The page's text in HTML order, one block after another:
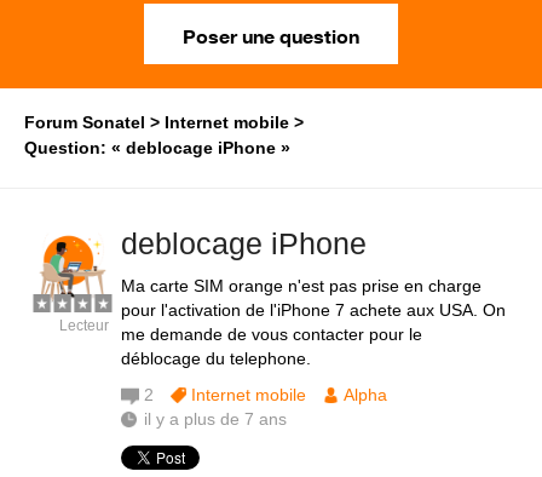
Poser une question
Forum Sonatel
Internet mobile
Question: « deblocage iPhone »
deblocage iPhone
Ma carte SIM orange n'est pas prise en charge
pour l'activation de l'iPhone 7 achete aux USA. On
me demande de vous contacter pour le
déblocage du telephone.
Lecteur
2 Internet mobile
Alpha
il y a plus de 7 ans